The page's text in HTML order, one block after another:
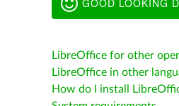
LibreOffice for other
LibreOffice in other
How do I install